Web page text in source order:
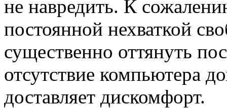
не навредить. К
постоянной нехваткой
существенно оттянуть
отсутствие компьютера
доставляет дискомфорт.